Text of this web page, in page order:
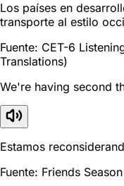
Los países en
transporte al estilo
Fuente: CET-6
Translations)
We're having second
Estamos
Fuente: Friends